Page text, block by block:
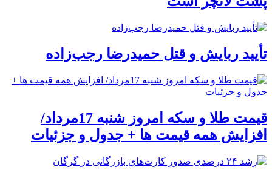
تأیید ربایش و قتل حمیدرضا رجب‌زاده
قیمت طلا و سکه امروز شنبه 17مرداد/
افزایش همه قیمت ها + جدول و جزئیات